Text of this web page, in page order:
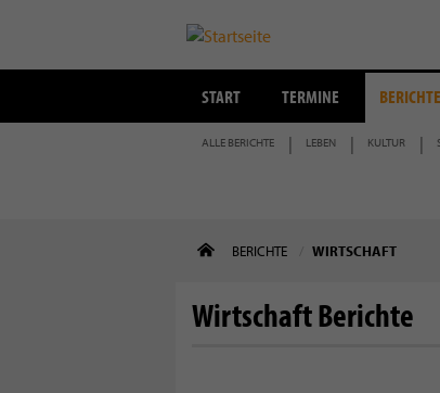
START TERMINE BERICHTE
ALLE BERICHTE LEBEN KULTUR
BERICHTE WIRTSCHAFT
Wirtschaft Berichte